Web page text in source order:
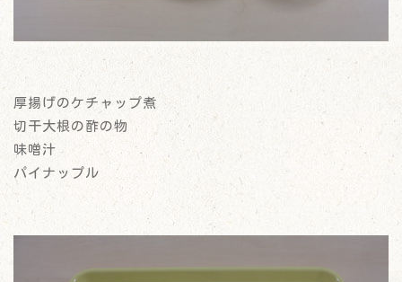
厚揚げのケチャップ煮
切干大根の酢の物
味噌汁
パイナップル